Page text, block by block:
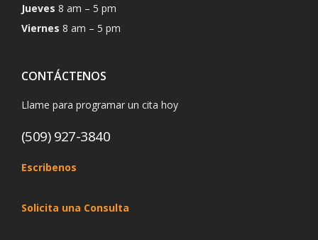
Jueves 8 am – 5 pm
Viernes 8 am – 5 pm
CONTÁCTENOS
Llame para programar un cita hoy
(509) 927-3840
Escribenos
Solicita una Consulta